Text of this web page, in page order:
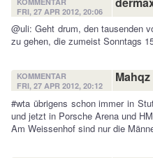
FRI, 27 APR 2012, 20:06
@uli: Geht drum, den tausenden
zu gehen, die zumeist Sonntags
KOMMENTAR
FRI, 27 APR 2012, 20:12
Mahqz
#wta übrigens schon immer in
und jetzt in Porsche Arena und
Am Weissenhof sind nur die